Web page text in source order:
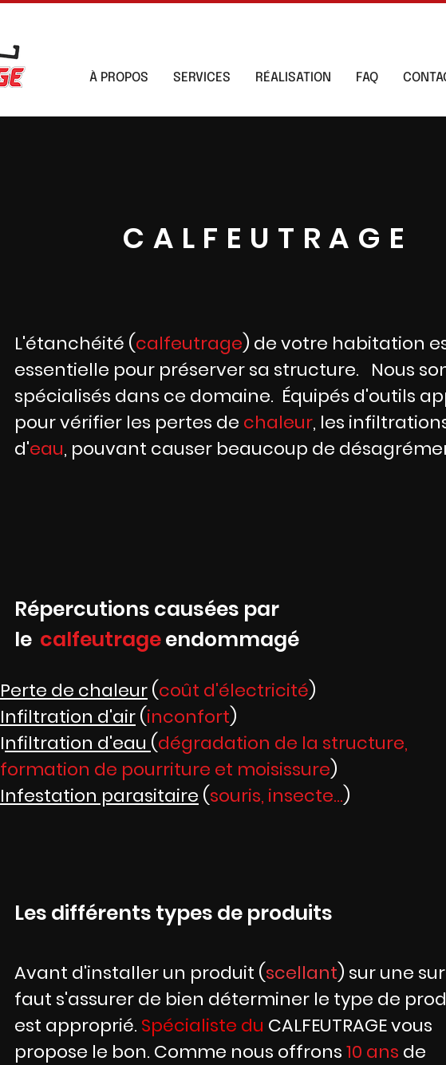
À PROPOS SERVICES RÉALISATION FAQ
CALFEUTRAGE
L'étanchéité (calfeutrage) de votre habitation
essentielle pour préserver sa structure. Nous
spécialisés dans ce domaine. Équipés d'outils
pour vérifier les pertes de chaleur, les
d'eau, pouvant causer beaucoup de
Répercutions causées par
le calfeutrageendommagé
Perte de chaleur(coût d'électricité)
Infiltration d'air(inconfort)
Infiltration d'eau (dégradation de la structure,
formation de pourriture et moisissure)
Infestation parasitaire (souris, insecte...)
Les différents types de produits
Avant d'installer un produit (scellant) sur une
faut s'assurer de bien déterminer le type de
est approprié. Spécialiste du CALFEUTRAGEvous
propose le bon. Comme nous offrons10 ans de